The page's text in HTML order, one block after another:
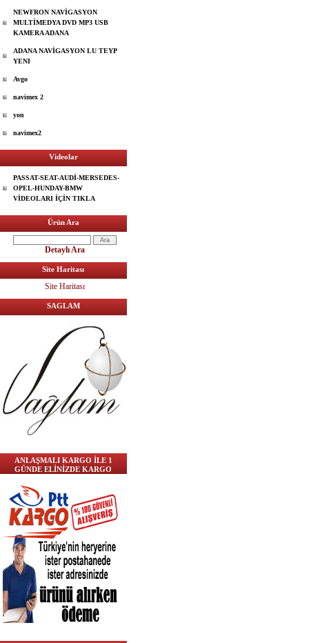
NEWFRON NAVİGASYON
MULTİMEDYA DVD MP3 USB
KAMERA ADANA
ADANA NAVİGASYON LU TEYP
YENI
Avgo
navimex 2
yon
navimex2
Videolar
PASSAT-SEAT-AUDİ-MERSEDES-
OPEL-HUNDAY-BMW
VİDEOLARI İÇİN TIKLA
Ürün Ara
Detaylı Ara
Site Haritası
Site Haritası
SAGLAM
ANLAŞMALI KARGO İLE 1
GÜNDE ELİNİZDE KARGO